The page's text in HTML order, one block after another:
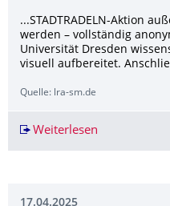
...STADTRADELN-Aktion
werden – vollständig
Universität Dresden
visuell aufbereitet.
Quelle: lra-sm.de
Weiterlesen
17.04.2025